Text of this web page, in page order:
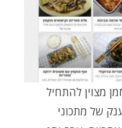
מצוין להתחיל
של מתכוני